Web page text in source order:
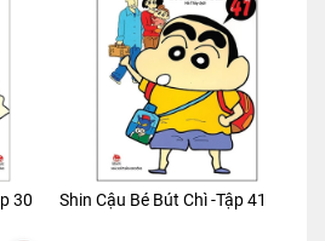
30 Shin Cậu Bé Bút Chì -Tập 41